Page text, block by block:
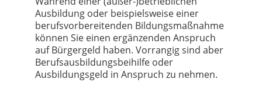
Ausbildung oder beispielsweise einer
berufsvorbereitenden Bildungsmaßnahme
können Sie einen ergänzenden Anspruch
auf Bürgergeld haben. Vorrangig sind aber
Berufsausbildungsbeihilfe oder
Ausbildungsgeld in Anspruch zu nehmen.